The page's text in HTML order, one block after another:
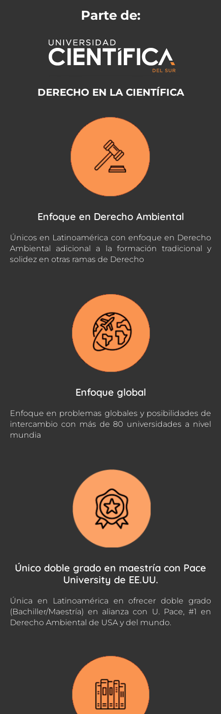
Parte de:
DERECHO EN LA CIENTÍFICA
Enfoque en Derecho Ambiental
Únicos en Latinoamérica con enfoque en Derecho
Ambiental adicional a la formación tradicional y
solidez en otras ramas de Derecho
Enfoque global
Enfoque en problemas globales y posibilidades de
intercambio con más de 80 universidades a nivel
mundia
Único doble grado en maestría con Pace
University de EE.UU.
Única en Latinoamérica en ofrecer doble grado
(Bachiller/Maestría) en alianza con U. Pace, #1 en
Derecho Ambiental de USA y del mundo.